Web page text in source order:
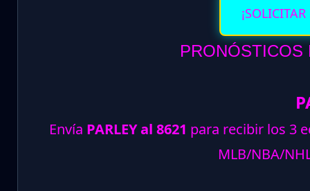
PRONÓSTICOS
Envía PARLEY al 8621 para recibir los 3
MLB/NBA/